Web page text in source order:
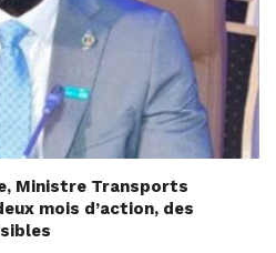
Ministre Transports
mois d’action, des